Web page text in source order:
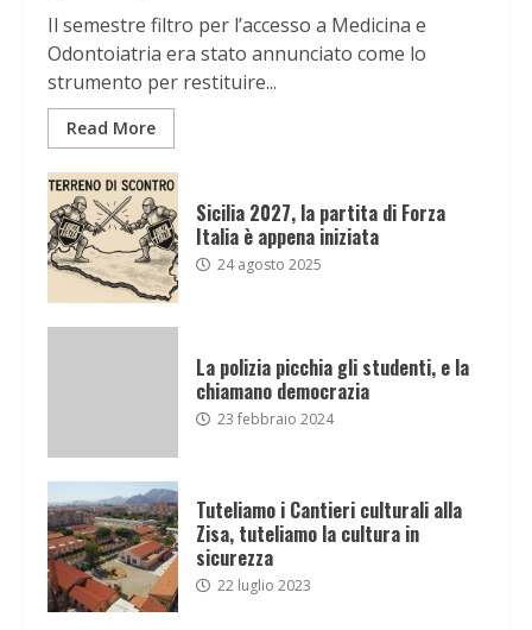
Il semestre filtro per l’accesso a Medicina e
Odontoiatria era stato annunciato come lo
strumento per restituire...
Read More
Sicilia 2027, la partita di Forza
Italia è appena iniziata
24 agosto 2025
La polizia picchia gli studenti, e la
chiamano democrazia
23 febbraio 2024
Tuteliamo i Cantieri culturali alla
Zisa, tuteliamo la cultura in
sicurezza
22 luglio 2023